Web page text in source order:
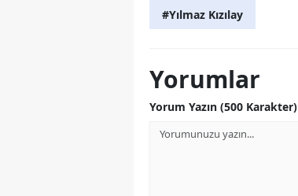
#Yılmaz Kızılay
Yorumlar
Yorum Yazın (500 Karakter)